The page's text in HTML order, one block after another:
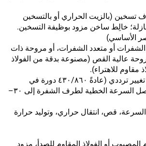
تسخين (بالزيت الحراري أو بالتسخين
خالِط ساخن مزود بوظيفة التسخين.
الأساسي)
الشفرات أو متعدد الشفرات، أو مروحة ذات
عالية القص (مصنوعة بدقة من الفولاذ
مقاوم للاهتراء).
السرعة: سرعتان أو تغيير ترددي (عادةً ٤٣٠/٨٦٠ دورة في
الدقيقة، ويمكن أن تصل السرعة الخطية لطرف الشفرة إلى ٣٠–
قص، انتقال حراري، وتوليد حرارة
أو الفولاذ المقاوم للصدأ، مزود